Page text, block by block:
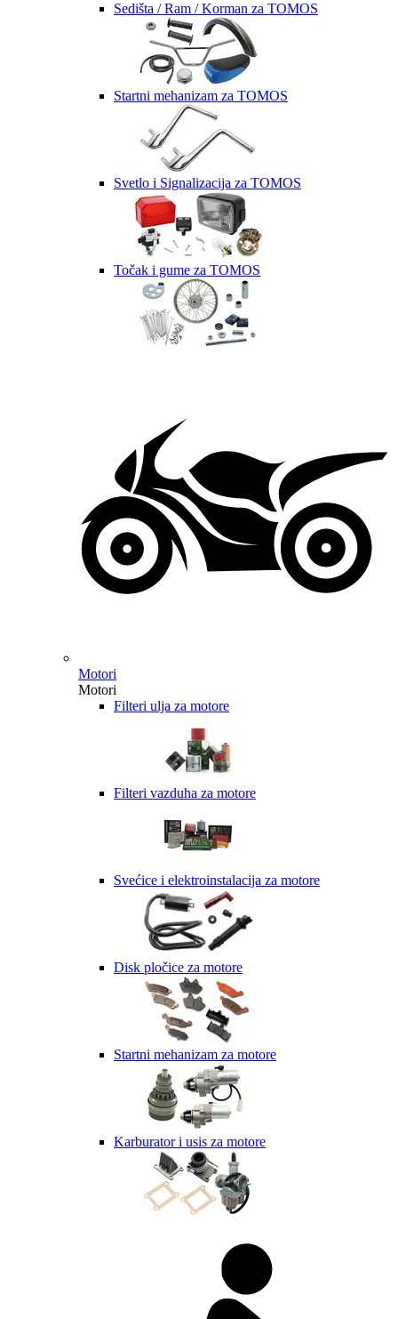
Sedišta / Ram / Korman za TOMOS
Startni mehanizam za TOMOS
Svetlo i Signalizacija za TOMOS
Točak i gume za TOMOS
Motori
Motori
Filteri ulja za motore
Filteri vazduha za motore
Svećice i elektroinstalacija za motore
Disk pločice za motore
Startni mehanizam za motore
Karburator i usis za motore